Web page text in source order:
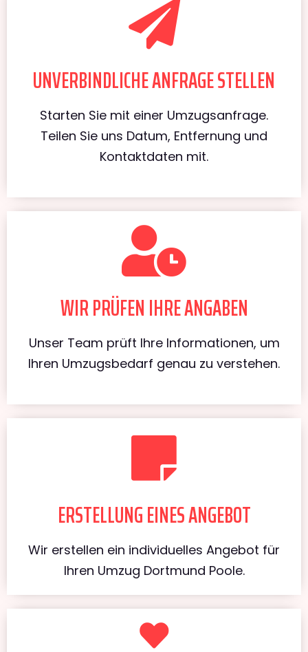
UNVERBINDLICHE ANFRAGE STELLEN
Starten Sie mit einer Umzugsanfrage.
Teilen Sie uns Datum, Entfernung und
Kontaktdaten mit.
WIR PRÜFEN IHRE ANGABEN
Unser Team prüft Ihre Informationen, um
Ihren Umzugsbedarf genau zu verstehen.
ERSTELLUNG EINES ANGEBOT
Wir erstellen ein individuelles Angebot für
Ihren Umzug Dortmund Poole.